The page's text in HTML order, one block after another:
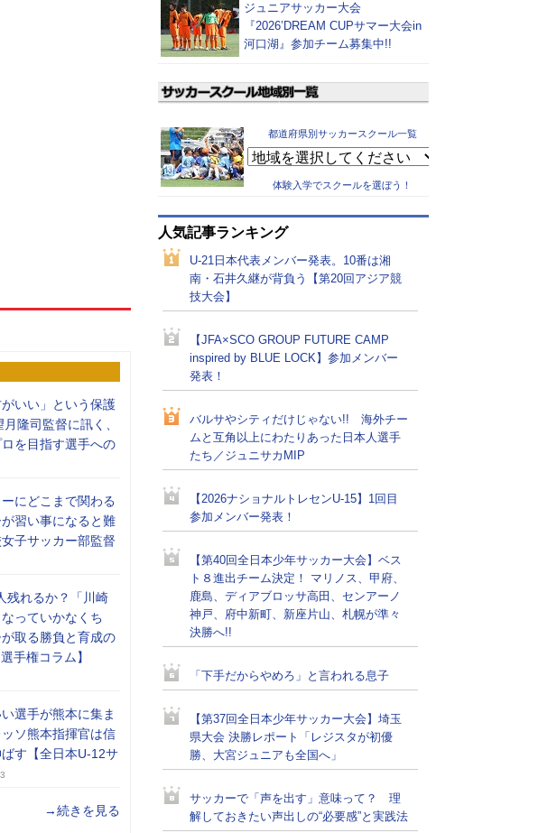
がいい」という保護
隆司監督に訊く、
を目指す選手への
にどこまで関わる
習い事になると難
子サッカー部監督
残れるか？「川崎
っていかなくち
取る勝負と育成の
手権コラム】
選手が熊本に集ま
ソ熊本指揮官は信
す【全日本U-12サ
→続きを見る
ジュニアサッカー大会
『2026’DREAM CUPサマー大会in
河口湖』参加チーム募集中!!
都道府県別サッカースクール一覧
体験入学でスクールを選ぼう！
人気記事ランキング
U-21日本代表メンバー発表。10番は湘
南・石井久継が背負う【第20回アジア競
技大会】
【JFA×SCO GROUP FUTURE CAMP
inspired by BLUE LOCK】参加メンバー
発表！
バルサやシティだけじゃない!! 海外チー
ムと互角以上にわたりあった日本人選手
たち／ジュニサカMIP
【2026ナショナルトレセンU-15】1回目
参加メンバー発表！
【第40回全日本少年サッカー大会】ベス
ト８進出チーム決定！ マリノス、甲府、
鹿島、ディアブロッサ高田、センアーノ
神戸、府中新町、新座片山、札幌が準々
決勝へ!!
「下手だからやめろ」と言われる息子
【第37回全日本少年サッカー大会】埼玉
県大会 決勝レポート「レジスタが初優
勝、大宮ジュニアも全国へ」
サッカーで「声を出す」意味って？ 理
解しておきたい声出しの“必要感”と実践法